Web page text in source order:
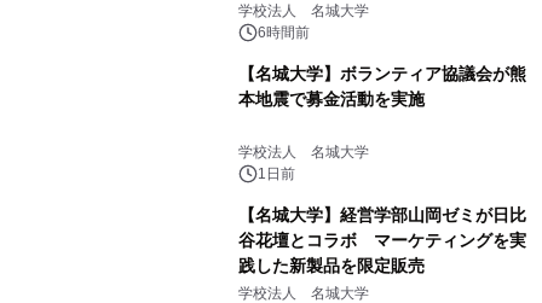
学校法人 名城大学
6時間前
【名城大学】ボランティア協議会が熊
本地震で募金活動を実施
学校法人 名城大学
1日前
【名城大学】経営学部山岡ゼミが日比
谷花壇とコラボ マーケティングを実
践した新製品を限定販売
学校法人 名城大学